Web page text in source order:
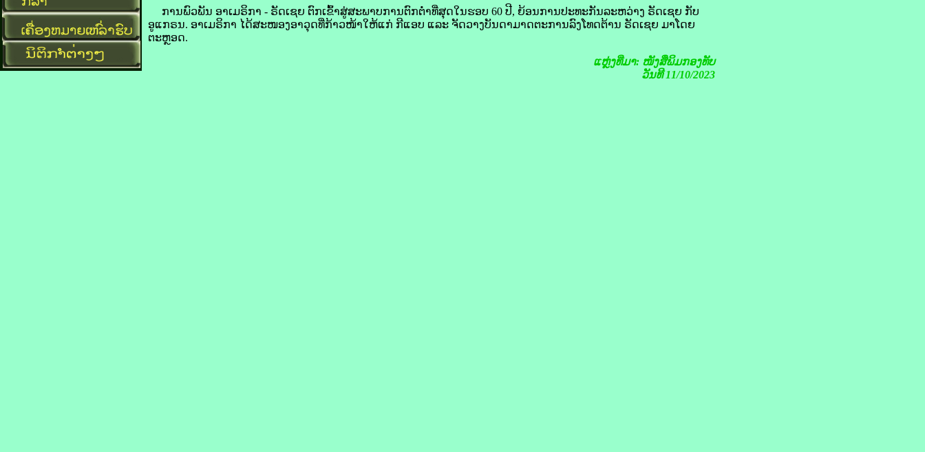
ການ​ພົວພັນ ​ອາ​ເມ​ຣິ​ກາ - ຣັດ​ເຊຍ ຕົກ​ເຂົ້າ​ສູ່​ສະພາບ​ການ​ຕົກຕ່ຳ​ທີ່​ສຸດ​ໃນ​ຮອບ 60 ປີ, ຍ້ອນ​ການ​ປະ​ທະ​ກັນ​ລະຫວ່າງ ຣັດ​ເຊຍ ກັບ
ອູ​ແກຣນ. ອາ​ເມ​ຣິ​ກາ ໄດ້​ສະໜອງ​ອາວຸດ​ທີ່​ກ້າວໜ້າ​ໃຫ້​ແກ່ ກີ​ແອບ ແລະ ຈັດ​ວາງ​ບັນດາ​ມາດ​ຕະການ​ລົງໂທດ​ຕ້ານ ຣັດ​ເຊຍ ມາ​ໂດຍ​
ຕະຫຼອດ.
ແຫຼ່ງທີ່ມາ: ໜັງສືພິມກອງທັບ
ວັນທີ 11/10/2023